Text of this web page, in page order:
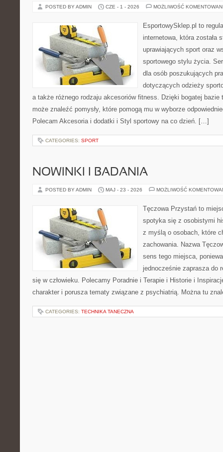
POSTED BY ADMIN CZE - 1 - 2026 MOŻLIWOŚĆ
EsportowySklep.pl to
internetowa, która została
uprawiających sport oraz
sportowego stylu życia.
dla osób poszukujących
dotyczących odzieży
a także różnego rodzaju akcesoriów fitness. Dzięki bogatej
może znaleźć pomysły, które pomogą mu w wyborze
Polecam Akcesoria i dodatki i Styl sportowy na co dzień. […]
CATEGORIES: SPORT
NOWINKI I BADANIA
POSTED BY ADMIN MAJ - 23 - 2026 MOŻLIWOŚĆ
Tęczowa Przystań to
spotyka się z osobistymi
z myślą o osobach, które
zachowania. Nazwa
sens tego miejsca,
jednocześnie zaprasza do
się w człowieku. Polecamy Poradnie i Terapie i Historie i
charakter i porusza tematy związane z psychiatrią. Można tu
CATEGORIES: TECHNIKA TANECZNA